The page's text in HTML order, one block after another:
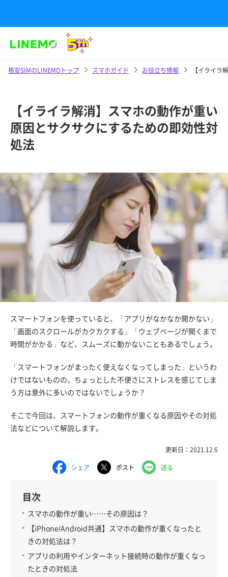
格安SIMのLINEMOトップ スマホガイド お役立ち情報 【イライラ
【イライラ解消】スマホの動作が重い
原因とサクサクにするための即効性対
処法
スマートフォンを使っていると、「アプリがなかなか開かない」
「画面のスクロールがカクカクする」「ウェブページが開くまで
時間がかかる」など、スムーズに動かないこともあるでしょう。
「スマートフォンがまったく使えなくなってしまった」というわ
けではないものの、ちょっとした不便さにストレスを感じてしま
う方は意外に多いのではないでしょうか？
そこで今回は、スマートフォンの動作が重くなる原因やその対処
法などについて解説します。
更新日：2021.12.6
シェア ポスト 送る
目次
スマホの動作が重い……その原因は？
【iPhone/Android共通】スマホの動作が重くなったと
きの対処法は？
アプリの利用やインターネット接続時の動作が重くなっ
たときの対処法